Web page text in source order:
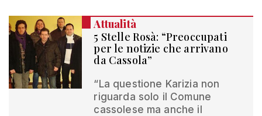
Attualità
5 Stelle Rosà: “Preoccupati
per le notizie che arrivano
da Cassola”
“La questione Karizia non
riguarda solo il Comune
cassolese ma anche il